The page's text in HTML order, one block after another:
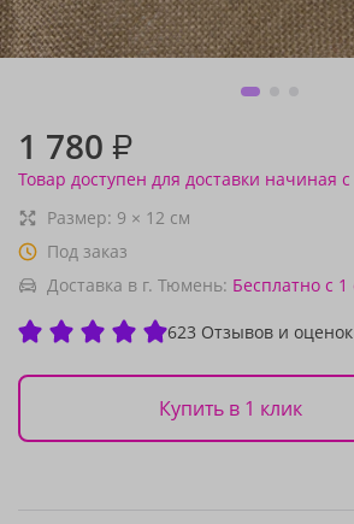
1 780 ₽
Товар доступен для доставки начиная
Размер: 9 × 12 см
Под заказ
Доставка в г. Тюмень: Бесплатно с 1
623 Отзывов и оценок
Купить в 1 клик